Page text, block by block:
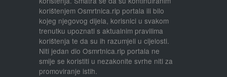
korištenjem Osmrtnica.rip portala ili bilo
kojeg njegovog dijela, korisnici u svakom
trenutku upoznati s aktualnim pravilima
korištenja te da su ih razumjeli u cijelosti.
Niti jedan dio Osmrtnica.rip portala ne
smije se koristiti u nezakonite svrhe niti za
promoviranje istih.